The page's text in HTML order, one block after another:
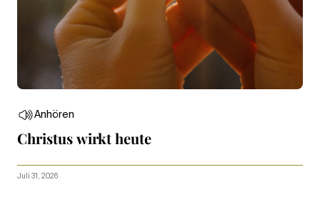
Anhören
Christus wirkt heute
Juli 31, 2026